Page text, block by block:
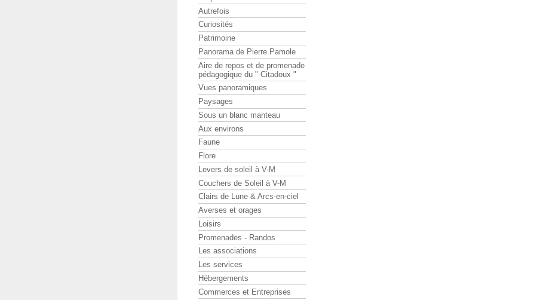
Autrefois
Curiosités
Patrimoine
Panorama de Pierre Pamole
Aire de repos et de promenade
pédagogique du " Citadoux "
Vues panoramiques
Paysages
Sous un blanc manteau
Aux environs
Faune
Flore
Levers de soleil à V-M
Couchers de Soleil à V-M
Clairs de Lune & Arcs-en-ciel
Averses et orages
Loisirs
Promenades - Randos
Les associations
Les services
Hébergements
Commerces et Entreprises